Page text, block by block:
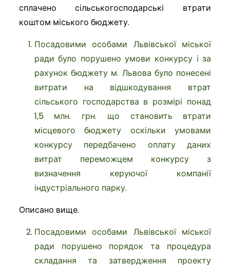
сплачено сільськогосподарські втрати
коштом міського бюджету.
Посадовими особами Львівської міської
ради було порушено умови конкурсу і за
рахунок бюджету м. Львова було понесені
витрати на відшкодування втрат
сільського господарства в розмірі понад
1,5 млн. грн. що становить втрати
місцевого бюджету оскільки умовами
конкурсу передбачено оплату даних
витрат переможцем конкурсу з
визначення керуючої компанії
індустріального парку.
Описано вище.
Посадовими особами Львівської міської
ради порушено порядок та процедура
складання та затвердження проекту